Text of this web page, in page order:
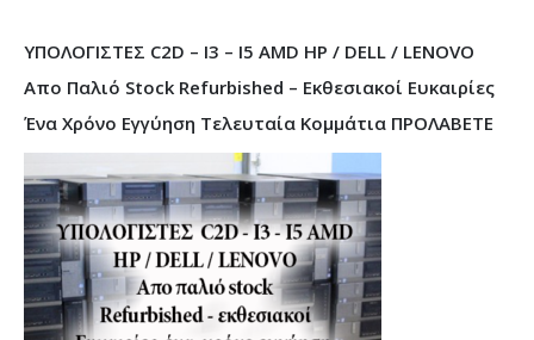
ΥΠΟΛΟΓΙΣΤΕΣ C2D – I3 – I5 AMD HP / DELL / LENOVO
Απο Παλιό Stock Refurbished – Εκθεσιακοί Ευκαιρίες
Ένα Χρόνο Εγγύηση Τελευταία Κομμάτια ΠΡΟΛΑΒΕΤΕ